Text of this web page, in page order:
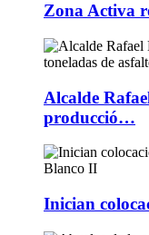
Zona Activa
Alcalde
producció…
Inician